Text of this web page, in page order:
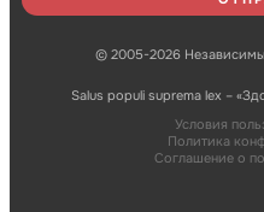
© 2005-2026
Salus populi suprema lex –
Условия
Политика
Соглашение о